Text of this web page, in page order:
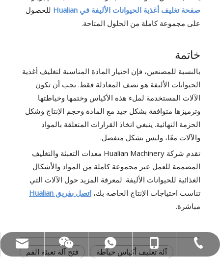
صفحة تغليف أغذية الحيوانات الأليفة في Hualian
للحصول
على مجموعة كاملة من الحلول المتاحة.
خاتمة
بالنسبة للمصنعين، فإن اختيار المادة المناسبة لتغليف أغذية
الحيوانات الأليفة هو نصف المعادلة فقط. يجب أن تكون
الآلات المستخدمة لملء هذه الأكياس وختمها وخياطتها
وترميزها متوافقة بشكل جيد مع المادة وحجم الإنتاج وشكل
الحزمة النهائية. ينبغي اتخاذ القرارات المتعلقة بالمواد
والآلات معًا، وليس بشكل منفصل.
تقدم شركة Hualian Machinery معدات التعبئة والتغليف
المصممة للعمل عبر مجموعة كاملة من المواد والأشكال
الغذائية للحيوانات الأليفة. لمعرفة المزيد حول الآلات التي
تناسب احتياجات الإنتاج الخاصة بك، اتصل بفريق Hualian
مباشرة.
فتح آلة تعبئة الفم آلة تغليف أكياس خياطة
Tel:+86-577-88627766
الغوغاء: +86-18858715170
WA: 0086 18858715170
WeChatالبريد الإلكتروني: hl@hualian.biz